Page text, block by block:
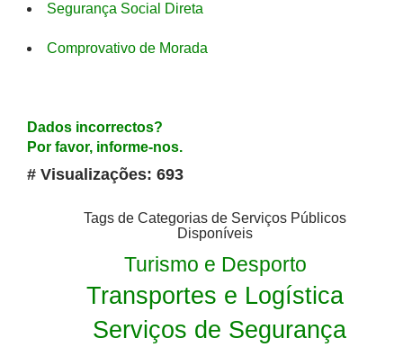
Segurança Social Direta
Comprovativo de Morada
Dados incorrectos?
Por favor, informe-nos.
# Visualizações: 693
Tags de Categorias de Serviços Públicos
Disponíveis
Turismo e Desporto
Transportes e Logística
Serviços de Segurança